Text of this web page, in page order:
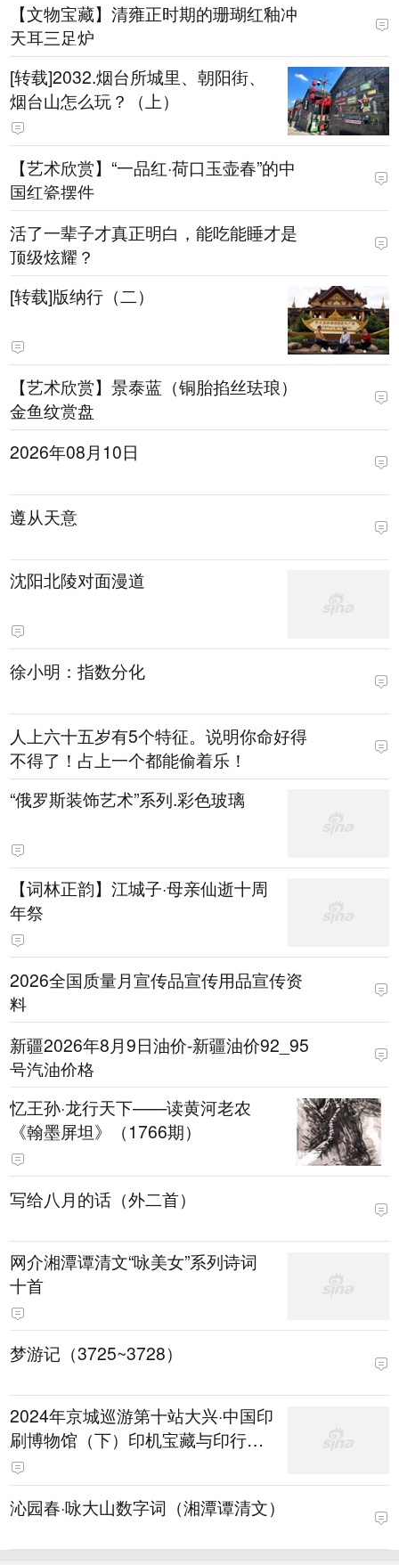
【文物宝藏】清雍正时期的珊瑚红釉冲
天耳三足炉
[转载]2032.烟台所城里、朝阳街、
烟台山怎么玩？（上）
【艺术欣赏】“一品红·荷口玉壶春”的中
国红瓷摆件
活了一辈子才真正明白，能吃能睡才是
顶级炫耀？
[转载]版纳行（二）
【艺术欣赏】景泰蓝（铜胎掐丝珐琅）
金鱼纹赏盘
2026年08月10日
遵从天意
沈阳北陵对面漫道
徐小明：指数分化
人上六十五岁有5个特征。说明你命好得
不得了！占上一个都能偷着乐！
“俄罗斯装饰艺术”系列.彩色玻璃
【词林正韵】江城子·母亲仙逝十周
年祭
2026全国质量月宣传品宣传用品宣传资
料
新疆2026年8月9日油价-新疆油价92_95
号汽油价格
忆王孙·龙行天下——读黄河老农
《翰墨屏坦》（1766期）
写给八月的话（外二首）
网介湘潭谭清文“咏美女”系列诗词
十首
梦游记（3725~3728）
2024年京城巡游第十站大兴·中国印
刷博物馆（下）印机宝藏与印行天
下
沁园春·咏大山数字词（湘潭谭清文）